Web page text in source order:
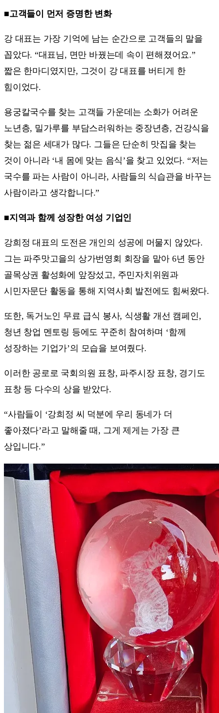
■고객들이 먼저 증명한 변화
강 대표는 가장 기억에 남는 순간으로 고객들의 말을
꼽았다. “대표님, 면만 바꿨는데 속이 편해졌어요.”
짧은 한마디였지만, 그것이 강 대표를 버티게 한
힘이었다.
용궁칼국수를 찾는 고객들 가운데는 소화가 어려운
노년층, 밀가루를 부담스러워하는 중장년층, 건강식을
찾는 젊은 세대가 많다. 그들은 단순히 맛집을 찾는
것이 아니라 ‘내 몸에 맞는 음식’을 찾고 있었다. “저는
국수를 파는 사람이 아니라, 사람들의 식습관을 바꾸는
사람이라고 생각합니다.”
■지역과 함께 성장한 여성 기업인
강희정 대표의 도전은 개인의 성공에 머물지 않았다.
그는 파주맛고을의 상가번영회 회장을 맡아 6년 동안
골목상권 활성화에 앞장섰고, 주민자치위원과
시민자문단 활동을 통해 지역사회 발전에도 힘써왔다.
또한, 독거노인 무료 급식 봉사, 식생활 개선 캠페인,
청년 창업 멘토링 등에도 꾸준히 참여하며 ‘함께
성장하는 기업가’의 모습을 보여줬다.
이러한 공로로 국회의원 표창, 파주시장 표창, 경기도
표창 등 다수의 상을 받았다.
“사람들이 ‘강희정 씨 덕분에 우리 동네가 더
좋아졌다’라고 말해줄 때, 그게 제게는 가장 큰
상입니다.”